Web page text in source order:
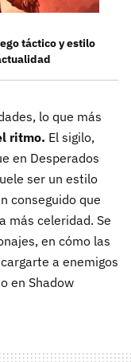
táctico y estilo
lo que más
ritmo. El sigilo,
en Desperados
ser un estilo
conseguido que
más celeridad. Se
en cómo las
a enemigos
en Shadow